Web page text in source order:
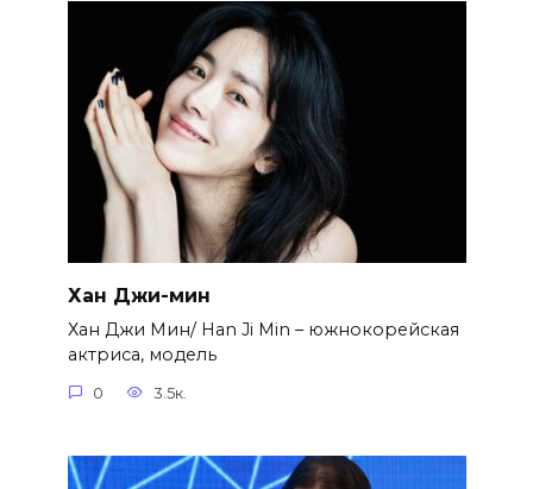
Хан Джи-мин
Хан Джи Мин/ Han Ji Min – южнокорейская
актриса, модель
0 3.5к.